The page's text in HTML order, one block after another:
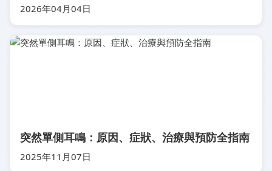
2026年04月04日
突然單側耳鳴：原因、症狀、治療與預防全指南
2025年11月07日